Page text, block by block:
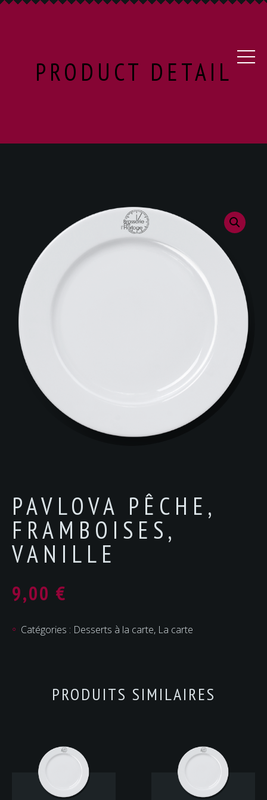
PRODUCT DETAIL
PAVLOVA PÊCHE,
FRAMBOISES,
VANILLE
9,00 €
Catégories : Desserts à la carte, La carte
PRODUITS SIMILAIRES